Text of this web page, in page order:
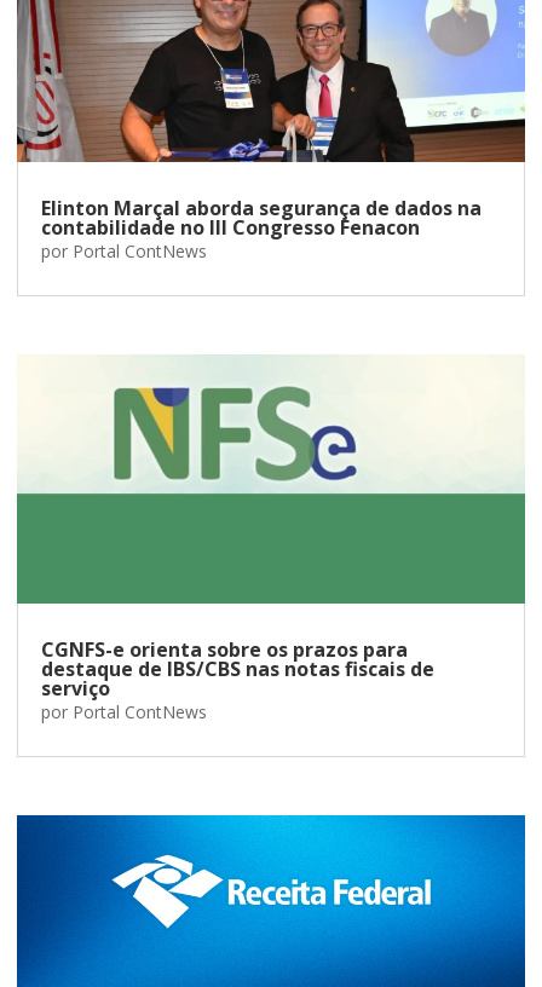
Elinton Marçal aborda segurança de dados na
contabilidade no III Congresso Fenacon
por Portal ContNews
CGNFS-e orienta sobre os prazos para
destaque de IBS/CBS nas notas fiscais de
serviço
por Portal ContNews